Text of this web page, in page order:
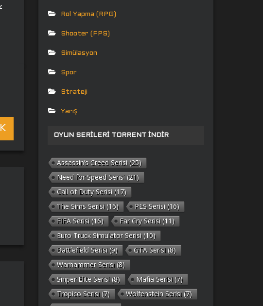
Rol Yapma (RPG)
Shooter (FPS)
Simülasyon
Spor
Strateji
Yarış
OYUN SERILERI TORRENT İNDIR
Assassin’s Creed Serisi (25)
Need for Speed Serisi (21)
Call of Duty Serisi (17)
The Sims Serisi (16) PES Serisi (16)
FIFA Serisi (16) Far Cry Serisi (11)
Euro Truck Simulator Serisi (10)
Battlefield Serisi (9) GTA Serisi (8)
Warhammer Serisi (8)
Sniper Elite Serisi (8) Mafia Serisi (7)
Tropico Serisi (7) Wolfenstein Serisi (7)